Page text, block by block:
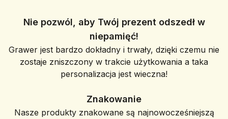
Nie pozwól, aby Twój prezent odszedł w
niepamięć!
Grawer jest bardzo dokładny i trwały, dzięki czemu nie
zostaje zniszczony w trakcie użytkowania a taka
personalizacja jest wieczna!
Znakowanie
Nasze produkty znakowane są najnowocześniejszą